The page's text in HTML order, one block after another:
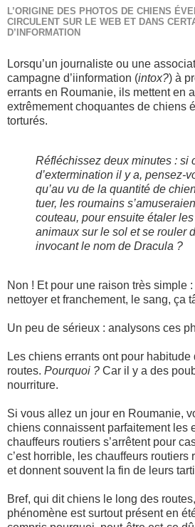
L’ORIGINE DES PHOTOS DE CHIENS
CIRCULENT SUR LE WEB ET DANS
D’INFORMATION
Lorsqu’un journaliste ou une
campagne d’iinformation (intox?) à
errants en Roumanie, ils mettent en
extrêmement choquantes de chiens
torturés.
Réfléchissez deux minutes : si
d’extermination il y a, pensez-
qu’au vu de la quantité de
tuer, les roumains
couteau, pour ensuite étaler
animaux sur le sol et se rouler
invocant le nom de Dracula ?
Non ! Et pour une raison très simple
nettoyer et franchement, le sang, ça
Un peu de sérieux : analysons ces
Les chiens errants ont pour
routes. Pourquoi ? Car il y a des
nourriture.
Si vous allez un jour en Roumanie,
chiens connaissent parfaitement les
chauffeurs routiers s’arrêtent pour
c’est horrible, les chauffeurs
et donnent souvent la fin de leurs
Bref, qui dit chiens le long des
phénomène est surtout présent en